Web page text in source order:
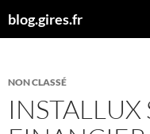
aublog.gires.fr
NON CLASSÉ
INSTALLUX